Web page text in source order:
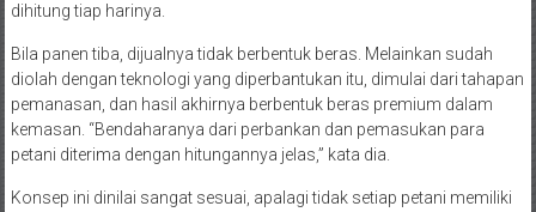
dihitung tiap harinya.
Bila panen tiba, dijualnya tidak berbentuk beras. Melainkan sudah
diolah dengan teknologi yang diperbantukan itu, dimulai dari tahapan
pemanasan, dan hasil akhirnya berbentuk beras premium dalam
kemasan. “Bendaharanya dari perbankan dan pemasukan para
petani diterima dengan hitungannya jelas,” kata dia.
Konsep ini dinilai sangat sesuai, apalagi tidak setiap petani memiliki